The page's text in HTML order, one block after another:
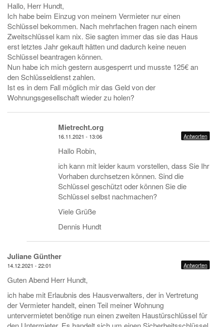
Hallo, Herr Hundt,
Ich habe beim Einzug von meinem Vermieter nur einen
Schlüssel bekommen. Nach mehrfachen fragen nach einem
Zweitschlüssel kam nix. Sie sagten immer das sie das Haus
erst letztes Jahr gekauft hätten und dadurch keine neuen
Schlüssel beantragen können.
Nun habe ich mich gestern ausgesperrt und musste 125€ an
den Schlüsseldienst zahlen.
Ist es in dem Fall möglich mir das Geld von der
Wohnungsgesellschaft wieder zu holen?
Mietrecht.org
16.11.2021 - 13:06 Antworten
Hallo Robin,
ich kann mit leider kaum vorstellen, dass Sie Ihr
Vorhaben durchsetzen können. Sind die
Schlüssel geschützt oder können Sie die
Schlüssel selbst nachmachen?
Viele Grüße
Dennis Hundt
Juliane Günther
14.12.2021 - 22:01 Antworten
Guten Abend Herr Hundt,
ich habe mit Erlaubnis des Hausverwalters, der in Vertretung
der Vermieter handelt, einen Teil meiner Wohnung
untervermietet benötige nun einen zweiten Haustürschlüssel für